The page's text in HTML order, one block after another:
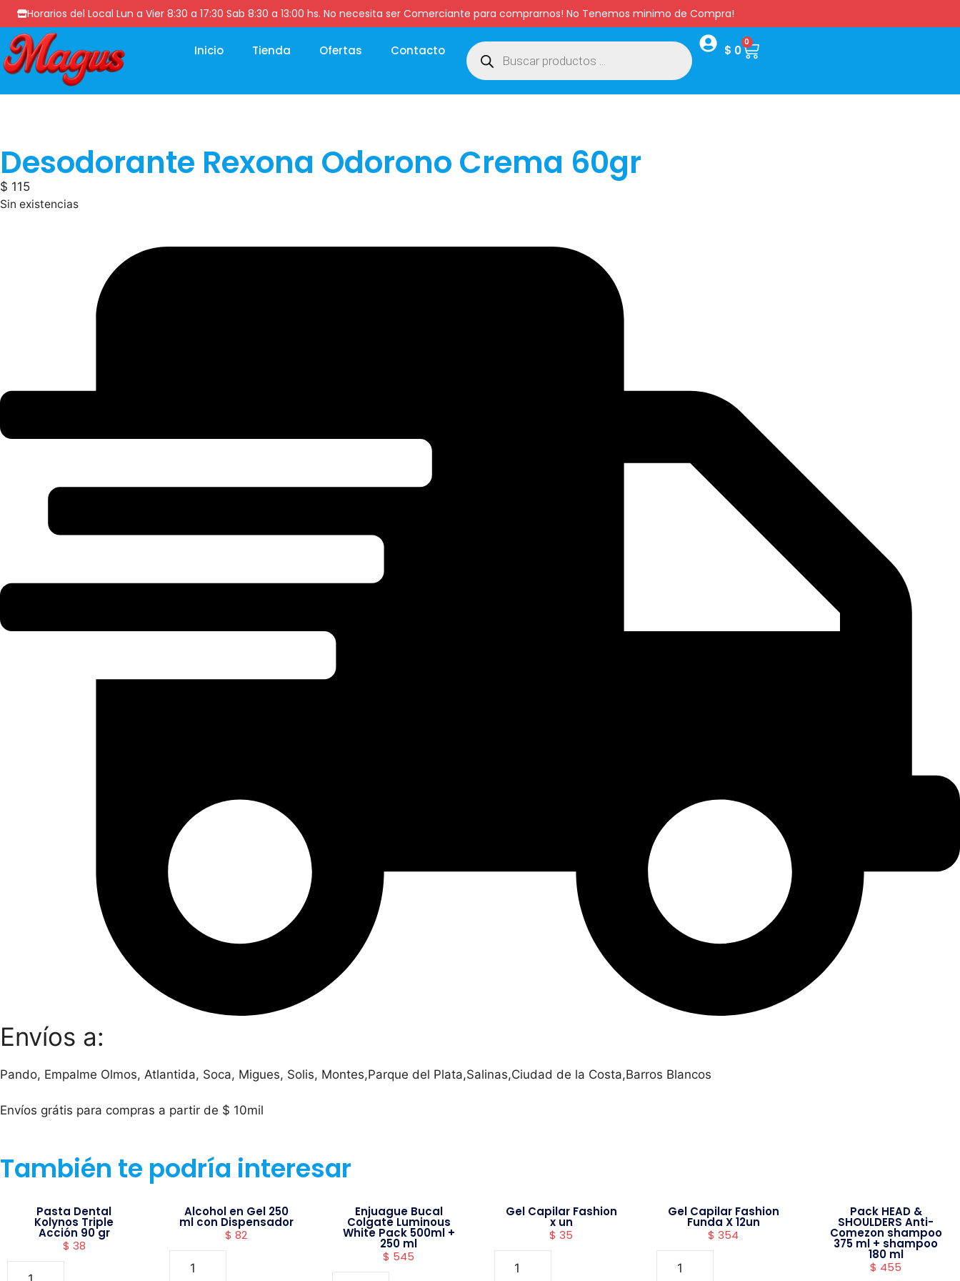
Horarios del Local Lun a Vier 8:30 a 17:30 Sab 8:30 a 13:00 hs. No necesita ser Comerciante para comprarnos! No Tenemos minimo de Compra!
Inicio Tienda Ofertas Contacto $ 0
0
Desodorante Rexona Odorono Crema 60gr
$ 115
Sin existencias
Envíos a:
Pando, Empalme Olmos, Atlantida, Soca, Migues, Solis, Montes,Parque del Plata,Salinas,Ciudad de la Costa,Barros Blancos
Envíos grátis para compras a partir de $ 10mil
También te podría interesar
Pasta Dental
Kolynos Triple
Acción 90 gr
$ 38
Alcohol en Gel 250
ml con Dispensador
$ 82
Enjuague Bucal
Colgate Luminous
White Pack 500ml +
250 ml
$ 545
Gel Capilar Fashion
x un
$ 35
Gel Capilar Fashion
Funda X 12un
$ 354
Pack HEAD &
SHOULDERS Anti-
Comezon shampoo
375 ml + shampoo
180 ml
$ 455